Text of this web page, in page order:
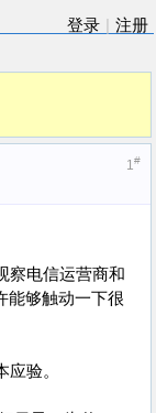
登录
注册
1#
察电信运营商和
能够触动一下很
验。